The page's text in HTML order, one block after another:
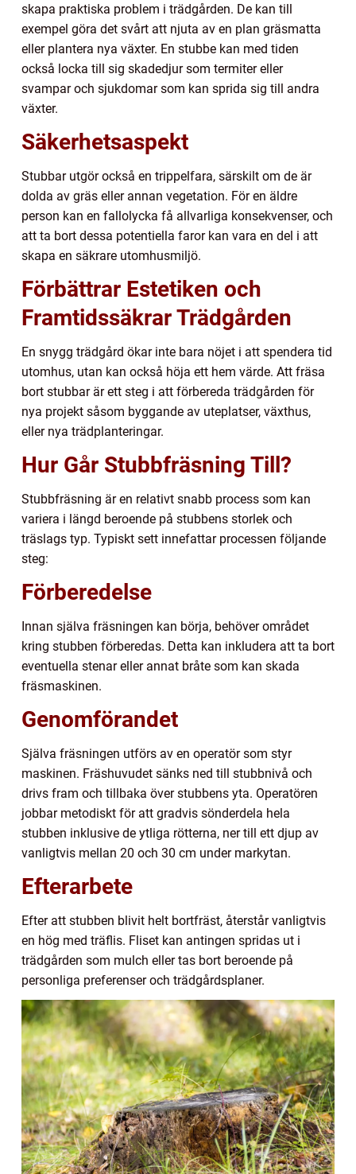
skapa praktiska problem i trädgården. De kan till
exempel göra det svårt att njuta av en plan gräsmatta
eller plantera nya växter. En stubbe kan med tiden
också locka till sig skadedjur som termiter eller
svampar och sjukdomar som kan sprida sig till andra
växter.
Säkerhetsaspekt
Stubbar utgör också en trippelfara, särskilt om de är
dolda av gräs eller annan vegetation. För en äldre
person kan en fallolycka få allvarliga konsekvenser, och
att ta bort dessa potentiella faror kan vara en del i att
skapa en säkrare utomhusmiljö.
Förbättrar Estetiken och
Framtidssäkrar Trädgården
En snygg trädgård ökar inte bara nöjet i att spendera tid
utomhus, utan kan också höja ett hem värde. Att fräsa
bort stubbar är ett steg i att förbereda trädgården för
nya projekt såsom byggande av uteplatser, växthus,
eller nya trädplanteringar.
Hur Går Stubbfräsning Till?
Stubbfräsning är en relativt snabb process som kan
variera i längd beroende på stubbens storlek och
träslags typ. Typiskt sett innefattar processen följande
steg:
Förberedelse
Innan själva fräsningen kan börja, behöver området
kring stubben förberedas. Detta kan inkludera att ta bort
eventuella stenar eller annat bråte som kan skada
fräsmaskinen.
Genomförandet
Själva fräsningen utförs av en operatör som styr
maskinen. Fräshuvudet sänks ned till stubbnivå och
drivs fram och tillbaka över stubbens yta. Operatören
jobbar metodiskt för att gradvis sönderdela hela
stubben inklusive de ytliga rötterna, ner till ett djup av
vanligtvis mellan 20 och 30 cm under markytan.
Efterarbete
Efter att stubben blivit helt bortfräst, återstår vanligtvis
en hög med träflis. Fliset kan antingen spridas ut i
trädgården som mulch eller tas bort beroende på
personliga preferenser och trädgårdsplaner.